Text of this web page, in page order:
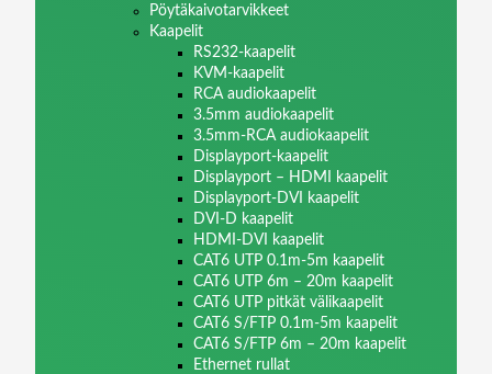
Pöytäkaivotarvikkeet
Kaapelit
RS232-kaapelit
KVM-kaapelit
RCA audiokaapelit
3.5mm audiokaapelit
3.5mm-RCA audiokaapelit
Displayport-kaapelit
Displayport – HDMI kaapelit
Displayport-DVI kaapelit
DVI-D kaapelit
HDMI-DVI kaapelit
CAT6 UTP 0.1m-5m kaapelit
CAT6 UTP 6m – 20m kaapelit
CAT6 UTP pitkät välikaapelit
CAT6 S/FTP 0.1m-5m kaapelit
CAT6 S/FTP 6m – 20m kaapelit
Ethernet rullat